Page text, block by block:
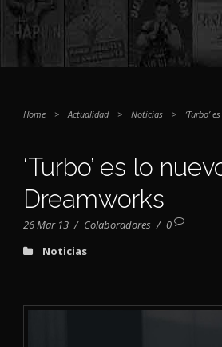
Home > Actualidad > Noticias > ‘Turbo’
‘Turbo’ es lo
Dreamworks
26 Mar 13 / Colaboradores / 0
Noticias